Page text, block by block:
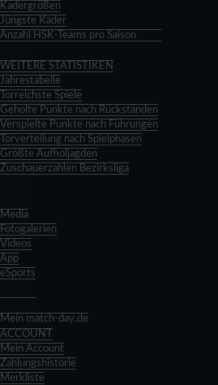
Kadergrößen
Jüngste Kader
Anzahl HSK-Teams pro Saison
WEITERE STATISTIKEN
Jahrestabelle
Torreichste Spiele
Geholte Punkte nach Rückständen
Verspielte Punkte nach Führungen
Torverteilung nach Spielphasen
Größte Aufholjagden
Zuschauerzahlen Bezirksliga
Media
Fotogalerien
Videos
App
eSports
Mein match-day.de
ACCOUNT
Mein Account
Zahlungshistorie
Merkliste